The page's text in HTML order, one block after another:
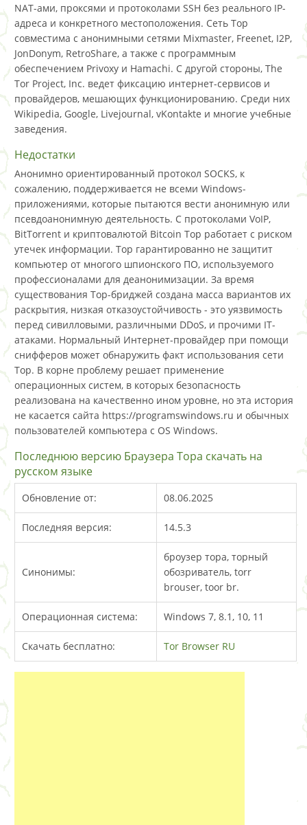
NAT-ами, проксями и протоколами SSH без реального IP-
адреса и конкретного местоположения. Сеть Тор
совместима с анонимными сетями Mixmaster, Freenet, I2P,
JonDonym, RetroShare, а также с программным
обеспечением Privoxy и Hamachi. С другой стороны, The
Tor Project, Inc. ведет фиксацию интернет-сервисов и
провайдеров, мешающих функционированию. Среди них
Wikipedia, Google, Livejournal, vKontakte и многие учебные
заведения.
Недостатки
Анонимно ориентированный протокол SOCKS, к
сожалению, поддерживается не всеми Windows-
приложениями, которые пытаются вести анонимную или
псевдоанонимную деятельность. С протоколами VoIP,
BitTorrent и криптовалютой Bitcoin Тор работает с риском
утечек информации. Тор гарантированно не защитит
компьютер от многого шпионского ПО, используемого
профессионалами для деанонимизации. За время
существования Тор-бриджей создана масса вариантов их
раскрытия, низкая отказоустойчивость - это уязвимость
перед сивилловыми, различными DDoS, и прочими IT-
атаками. Нормальный Интернет-провайдер при помощи
снифферов может обнаружить факт использования сети
Тор. В корне проблему решает применение
операционных систем, в которых безопасность
реализована на качественно ином уровне, но эта история
не касается сайта https://programswindows.ru и обычных
пользователей компьютера с OS Windows.
Последнюю версию Браузера Тора скачать на
русском языке
Обновление от: 08.06.2025
Последняя версия: 14.5.3
Синонимы:
броузер тора, торный
обозриватель, torr
brouser, toor br.
Операционная система: Windows 7, 8.1, 10, 11
Скачать бесплатно: Tor Browser RU